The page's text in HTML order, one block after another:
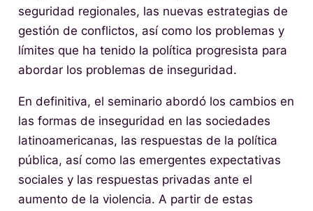
seguridad regionales, las nuevas estrategias de
gestión de conflictos, así como los problemas y
límites que ha tenido la política progresista para
abordar los problemas de inseguridad.
En definitiva, el seminario abordó los cambios en
las formas de inseguridad en las sociedades
latinoamericanas, las respuestas de la política
pública, así como las emergentes expectativas
sociales y las respuestas privadas ante el
aumento de la violencia. A partir de estas